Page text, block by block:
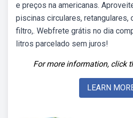
e preços na americanas.
piscinas circulares, retangulares,
filtro,. Webfrete grátis no dia
litros parcelado sem juros!
For more information, click
LEARN